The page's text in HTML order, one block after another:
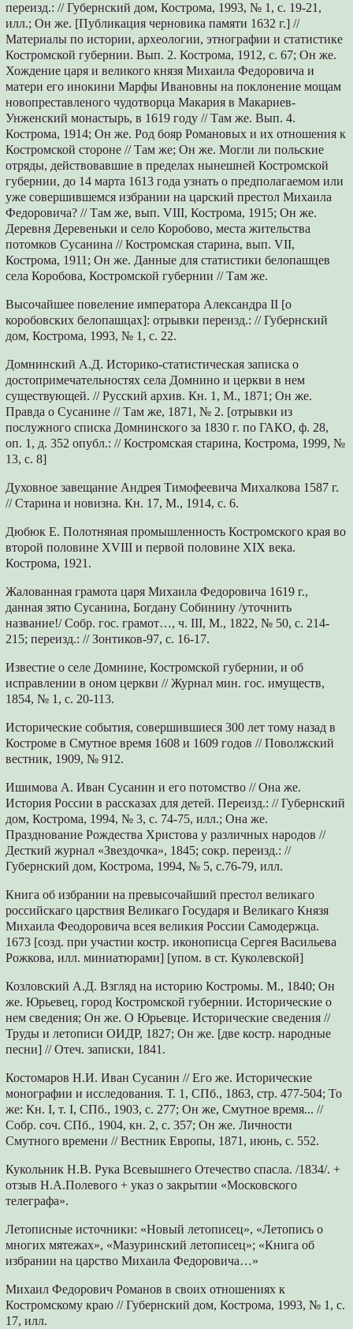
переизд.: // Губернский дом, Кострома, 1993, № 1, с. 19-21,
илл.; Он же. [Публикация черновика памяти 1632 г.] //
Материалы по истории, археологии, этнографии и статистике
Костромской губернии. Вып. 2. Кострома, 1912, с. 67; Он же.
Хождение царя и великого князя Михаила Федоровича и
матери его инокини Марфы Ивановны на поклонение мощам
новопреставленого чудотворца Макария в Макариев-
Унженский монастырь, в 1619 году // Там же. Вып. 4.
Кострома, 1914; Он же. Род бояр Романовых и их отношения к
Костромской стороне // Там же; Он же. Могли ли польские
отряды, действовавшие в пределах нынешней Костромской
губернии, до 14 марта 1613 года узнать о предполагаемом или
уже совершившемся избрании на царский престол Михаила
Федоровича? // Там же, вып. VIII, Кострома, 1915; Он же.
Деревня Деревеньки и село Коробово, места жительства
потомков Сусанина // Костромская старина, вып. VII,
Кострома, 1911; Он же. Данные для статистики белопашцев
села Коробова, Костромской губернии // Там же.
Высочайшее повеление императора Александра II [о
коробовских белопашцах]: отрывки переизд.: // Губернский
дом, Кострома, 1993, № 1, с. 22.
Домнинский А.Д. Историко-статистическая записка о
достопримечательностях села Домнино и церкви в нем
существующей. // Русский архив. Кн. 1, М., 1871; Он же.
Правда о Сусанине // Там же, 1871, № 2. [отрывки из
послужного списка Домнинского за 1830 г. по ГАКО, ф. 28,
оп. 1, д. 352 опубл.: // Костромская старина, Кострома, 1999, №
13, с. 8]
Духовное завещание Андрея Тимофеевича Михалкова 1587 г.
// Старина и новизна. Кн. 17, М., 1914, с. 6.
Дюбюк Е. Полотняная промышленность Костромского края во
второй половине XVIII и первой половине XIX века.
Кострома, 1921.
Жалованная грамота царя Михаила Федоровича 1619 г.,
данная зятю Сусанина, Богдану Собинину /уточнить
название!/ Собр. гос. грамот…, ч. III, М., 1822, № 50, с. 214-
215; переизд.: // Зонтиков-97, с. 16-17.
Известие о селе Домнине, Костромской губернии, и об
исправлении в оном церкви // Журнал мин. гос. имуществ,
1854, № 1, с. 20-113.
Исторические события, совершившиеся 300 лет тому назад в
Костроме в Смутное время 1608 и 1609 годов // Поволжский
вестник, 1909, № 912.
Ишимова А. Иван Сусанин и его потомство // Она же.
История России в рассказах для детей. Переизд.: // Губернский
дом, Кострома, 1994, № 3, с. 74-75, илл.; Она же.
Празднование Рождества Христова у различных народов //
Десткий журнал «Звездочка», 1845; сокр. переизд.: //
Губернский дом, Кострома, 1994, № 5, с.76-79, илл.
Книга об избрании на превысочайший престол великаго
российскаго царствия Великаго Государя и Великаго Князя
Михаила Феодоровича всея великия России Самодержца.
1673 [созд. при участии костр. иконописца Сергея Васильева
Рожкова, илл. миниатюрами] [упом. в ст. Куколевской]
Козловский А.Д. Взгляд на историю Костромы. М., 1840; Он
же. Юрьевец, город Костромской губернии. Исторические о
нем сведения; Он же. О Юрьевце. Исторические сведения //
Труды и летописи ОИДР, 1827; Он же. [две костр. народные
песни] // Отеч. записки, 1841.
Костомаров Н.И. Иван Сусанин // Его же. Исторические
монографии и исследования. Т. 1, СПб., 1863, стр. 477-504; То
же: Кн. I, т. I, СПб., 1903, с. 277; Он же, Смутное время... //
Собр. соч. СПб., 1904, кн. 2, с. 357; Он же. Личности
Смутного времени // Вестник Европы, 1871, июнь, с. 552.
Кукольник Н.В. Рука Всевышнего Отечество спасла. /1834/. +
отзыв Н.А.Полевого + указ о закрытии «Московского
телеграфа».
Летописные источники: «Новый летописец», «Летопись о
многих мятежах», «Мазуринский летописец»; «Книга об
избрании на царство Михаила Федоровича…»
Михаил Федорович Романов в своих отношениях к
Костромскому краю // Губернский дом, Кострома, 1993, № 1, с.
17, илл.